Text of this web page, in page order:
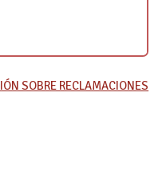
SOBRE RECLAMACIONES